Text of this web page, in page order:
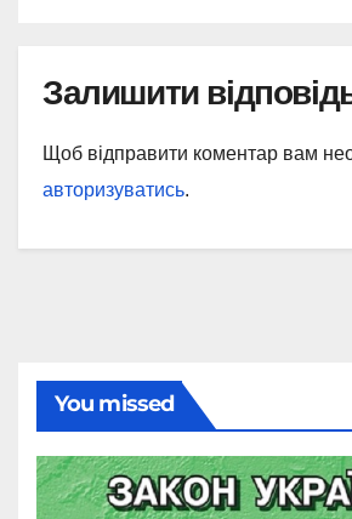
Залишити
Щоб відправити коментар вам
авторизуватись.
You missed